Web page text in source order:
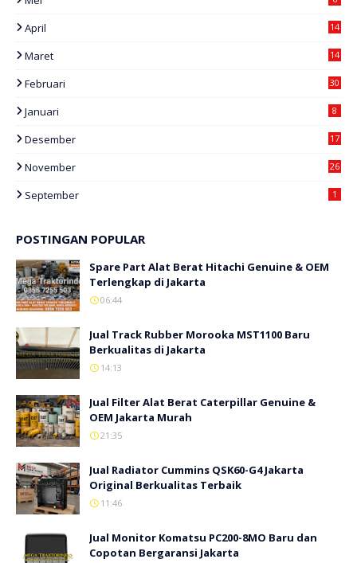
April 14
Maret 14
Februari 30
Januari 8
Desember 17
November 26
September 1
POSTINGAN POPULAR
Spare Part Alat Berat Hitachi Genuine & OEM
Terlengkap di Jakarta
06:44
Jual Track Rubber Morooka MST1100 Baru
Berkualitas di Jakarta
14:13
Jual Filter Alat Berat Caterpillar Genuine &
OEM Jakarta Murah
21:35
Jual Radiator Cummins QSK60-G4 Jakarta
Original Berkualitas Terbaik
11:46
Jual Monitor Komatsu PC200-8MO Baru dan
Copotan Bergaransi Jakarta